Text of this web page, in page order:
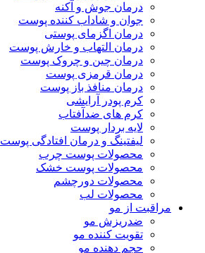
درمان جوش و آکنه
جوان و شاداب کننده پوست
درمان اگزمای پوستی
درمان التهاب و خارش پوست
درمان چین و چروک پوست
درمان قرمزی پوست
درمان منافذ باز پوست
کرم پودر آرایشی
کرم های ضدآفتاب
لایه بردار پوست
لیفتینگ و درمان افتادگی پوست
محصولات پوست چرب
محصولات پوست خشک
محصولات دورچشم
محصولات لب
مراقبت از مو
ضدریزش مو
تقویت کننده مو
حجم دهنده مو